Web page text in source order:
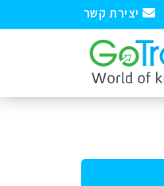
יצירת קשר